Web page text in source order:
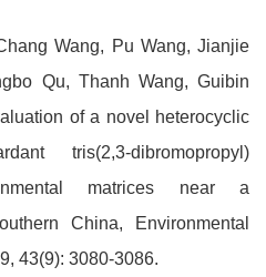
Wang, Pu Wang, Jianjie
Qu, Thanh Wang, Guibin
of a novel heterocyclic
tris(2,3-dibromopropyl)
matrices near a
China, Environmental
43(9): 3080-3086.